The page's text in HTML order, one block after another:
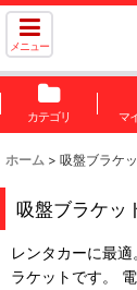
メニュー
カテゴリ マ
ホーム > 吸盤ブラケ
吸盤ブラケッ
レンタカーに最
ラケットです。